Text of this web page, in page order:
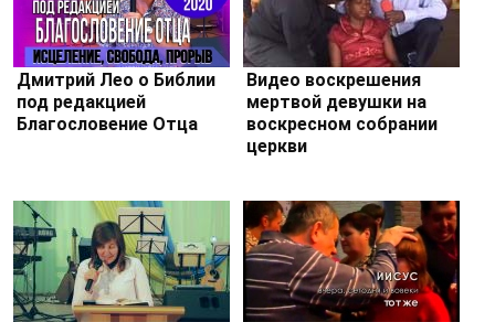
Дмитрий Лео о Библии
под редакцией
Благословение Отца
Видео воскрешения
мертвой девушки на
воскресном собрании
церкви